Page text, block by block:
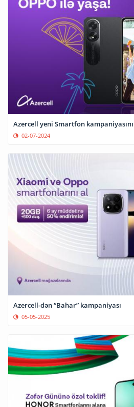
Azercell yeni Smartfon
02-07-2024
Azercell-dən “Bahar” kampaniyası
05-05-2025